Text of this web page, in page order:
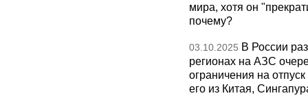
мира, хотя он
почему?
03.10.2025 В России
регионах на АЗС
ограничения на
его из Китая,